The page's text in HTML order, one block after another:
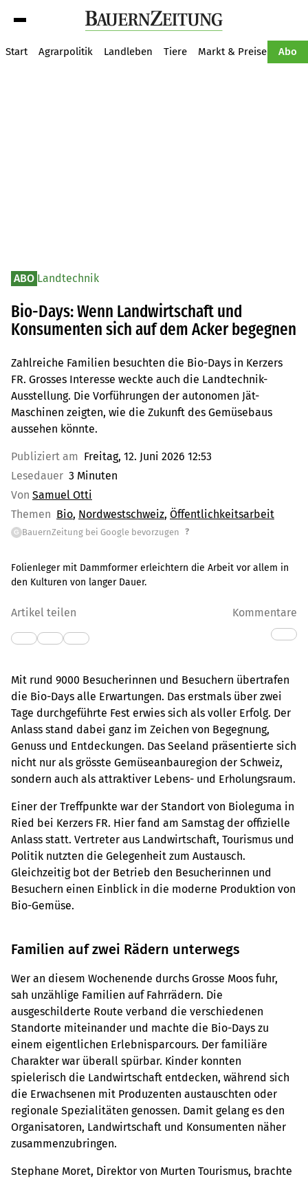
Start Agrarpolitik Landleben Tiere Markt & Preise Abo
ABO Landtechnik
Bio-Days: Wenn Landwirtschaft und
Konsumenten sich auf dem Acker begegnen
Zahlreiche Familien besuchten die Bio-Days in Kerzers
FR. Grosses Interesse weckte auch die Landtechnik-
Ausstellung. Die Vorführungen der autonomen Jät-
Maschinen zeigten, wie die Zukunft des Gemüsebaus
aussehen könnte.
Publiziert am Freitag, 12. Juni 2026 12:53
Lesedauer 3 Minuten
Von Samuel Otti
Themen Bio Nordwestschweiz Öffentlichkeitsarbeit
G BauernZeitung bei Google bevorzugen ?
Folienleger mit Dammformer erleichtern die Arbeit vor allem in
den Kulturen von langer Dauer.
Artikel teilen Kommentare
Mit rund 9000 Besucherinnen und Besuchern übertrafen
die Bio-Days alle Erwartungen. Das erstmals über zwei
Tage durchgeführte Fest erwies sich als voller Erfolg. Der
Anlass stand dabei ganz im Zeichen von Begegnung,
Genuss und Entdeckungen. Das Seeland präsentierte sich
nicht nur als grösste Gemüseanbauregion der Schweiz,
sondern auch als attraktiver Lebens- und Erholungsraum.
Einer der Treffpunkte war der Standort von Bioleguma in
Ried bei Kerzers FR. Hier fand am Samstag der offizielle
Anlass statt. Vertreter aus Landwirtschaft, Tourismus und
Politik nutzten die Gelegenheit zum Austausch.
Gleichzeitig bot der Betrieb den Besucherinnen und
Besuchern einen Einblick in die moderne Produktion von
Bio-Gemüse.
Familien auf zwei Rädern unterwegs
Wer an diesem Wochenende durchs Grosse Moos fuhr,
sah unzählige Familien auf Fahrrädern. Die
ausgeschilderte Route verband die verschiedenen
Standorte miteinander und machte die Bio-Days zu
einem eigentlichen Erlebnisparcours. Der familiäre
Charakter war überall spürbar. Kinder konnten
spielerisch die Landwirtschaft entdecken, während sich
die Erwachsenen mit Produzenten austauschten oder
regionale Spezialitäten genossen. Damit gelang es den
Organisatoren, Landwirtschaft und Konsumenten näher
zusammenzubringen.
Stephane Moret, Direktor von Murten Tourismus, brachte